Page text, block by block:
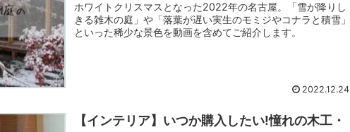
ホワイトクリスマスとなった2022年の名古屋。「雪が降りし
きる雑木の庭」や「落葉が遅い実生のモミジやコナラと積雪」
といった稀少な景色を動画を含めてご紹介します。
2022.12.24
【インテリア】いつか購入したい!憧れの木工・